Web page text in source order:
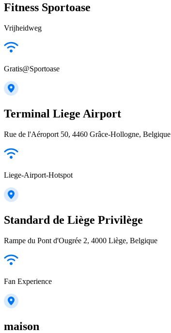
Fitness Sportoase
Vrijheidweg
Gratis@Sportoase
Terminal Liege Airport
Rue de l'Aéroport 50, 4460 Grâce-Hollogne, Belgique
Liege-Airport-Hotspot
Standard de Liège Privilège
Rampe du Pont d'Ougrée 2, 4000 Liège, Belgique
Fan Experience
maison